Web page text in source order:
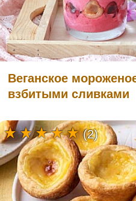
Веганское
взбитыми сливками
(2)